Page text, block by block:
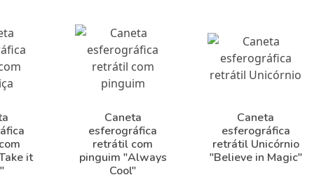
it
Caneta
esferográfica
retrátil com
pinguim "Always
Cool"
Caneta
esferográfica
retrátil Unicórnio
"Believe in Magic"